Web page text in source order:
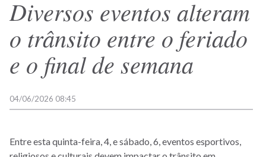
Diversos eventos alteram
o trânsito entre o feriado
e o final de semana
04/06/2026 08:45
Entre esta quinta-feira, 4, e sábado, 6, eventos esportivos,